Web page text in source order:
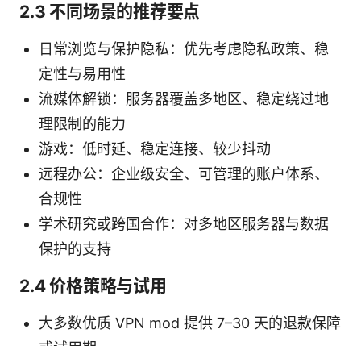
2.3 不同场景的推荐要点
日常浏览与保护隐私：优先考虑隐私政策、稳
定性与易用性
流媒体解锁：服务器覆盖多地区、稳定绕过地
理限制的能力
游戏：低时延、稳定连接、较少抖动
远程办公：企业级安全、可管理的账户体系、
合规性
学术研究或跨国合作：对多地区服务器与数据
保护的支持
2.4 价格策略与试用
大多数优质 VPN mod 提供 7–30 天的退款保障